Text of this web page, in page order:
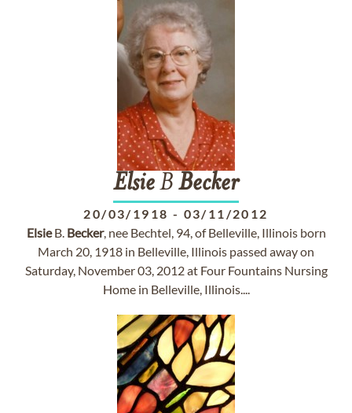
ElsieB Becker
20/03/1918 - 03/11/2012
ElsieB. Becker, nee Bechtel, 94, of Belleville, Illinois born
March 20, 1918 in Belleville, Illinois passed away on
Saturday, November 03, 2012 at Four Fountains Nursing
Home in Belleville, Illinois....